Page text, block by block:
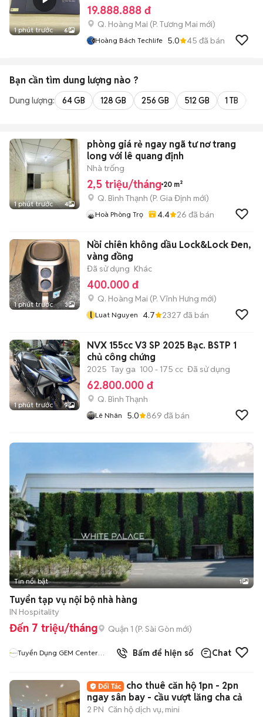
1 phút trước 6
19.888.888 đ
Q. Hoàng Mai (P. Tương Mai mới)
Hoàng Bách Techlife 5.0 45 đã bán
Bạn cần tìm dung lượng nào ?
Dung lượng: 64 GB 128 GB 256 GB 512 GB 1 TB
1 phút trước 4
phòng giá rẻ ngay ngã tư nơ trang
long với lê quang định
Nhà trống
2,5 triệu/tháng 20 m²
Q. Bình Thạnh (P. Gia Định mới)
Hoà Phòng Trọ 4.4 26 đã bán
1 phút trước 3
Nồi chiên không dầu Lock&Lock Đen,
vàng đồng
Đã sử dụng Khác
400.000 đ
Q. Hoàng Mai (P. Vĩnh Hưng mới)
l Luat Nguyen 4.7 2327 đã bán
1 phút trước 9
NVX 155cc V3 SP 2025 Bạc. BSTP 1
chủ công chứng
2025 Tay ga 100 - 175 cc Đã sử dụng
62.800.000 đ
Q. Bình Thạnh
Lê Nhân 5.0 869 đã bán
Tin nổi bật 1
Tuyển tạp vụ nội bộ nhà hàng
IN Hospitality
Đến 7 triệu/tháng Quận 1 (P. Sài Gòn mới)
Tuyển Dụng GEM Center
Bấm để hiện số Chat
cho thuê căn hộ 1pn - 2pn
ngay sân bay - cầu vượt lăng cha cả
2 PN Căn hộ dịch vụ, mini